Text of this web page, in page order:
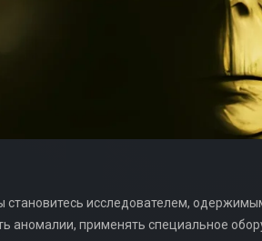
становитесь исследователем,
применять специальное